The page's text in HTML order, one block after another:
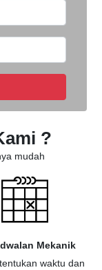
?
mudah
Mekanik
waktu dan